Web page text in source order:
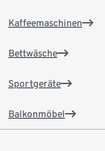
Kaffeemaschinen
Bettwäsche
Sportgeräte
Balkonmöbel